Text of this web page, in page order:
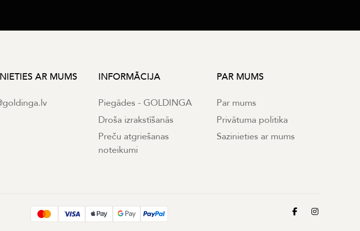
AR MUMS INFORMĀCIJA
Piegādes - GOLDINGA
Droša izrakstīšanās
Preču atgriešanas
noteikumi
PAR MUMS
Par mums
Privātuma politika
Sazinieties ar mums